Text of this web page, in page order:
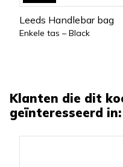
Leeds Handlebar bag
Enkele tas – Black
Klanten die dit
geïnteresseerd in: